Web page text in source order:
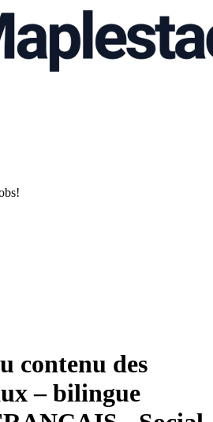
contenu des
– bilingue